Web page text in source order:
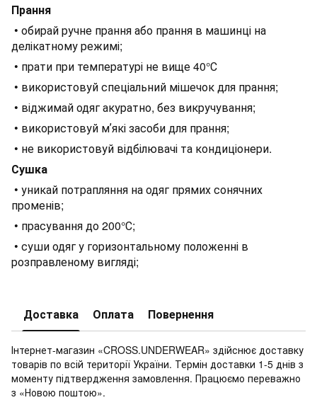
Прання
• обирай ручне прання або прання в машинці на
делікатному режимі;
• прати при температурі не вище 40°С
• використовуй спеціальний мішечок для прання;
• віджимай одяг акуратно, без викручування;
• використовуй мʼякі засоби для прання;
• не використовуй відбілювачі та кондиціонери.
Сушка
• уникай потрапляння на одяг прямих сонячних
променів;
• прасування до 200°С;
• суши одяг у горизонтальному положенні в
розправленому вигляді;
Доставка Оплата Повернення
Інтернет-магазин «CROSS.UNDERWEAR» здійснює доставку
товарів по всій території України. Термін доставки 1-5 днів з
моменту підтвердження замовлення. Працюємо переважно
з «Новою поштою».